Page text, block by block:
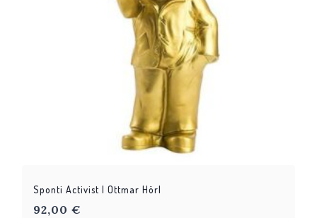
Sponti Activist | Ottmar Hörl
92,00 €